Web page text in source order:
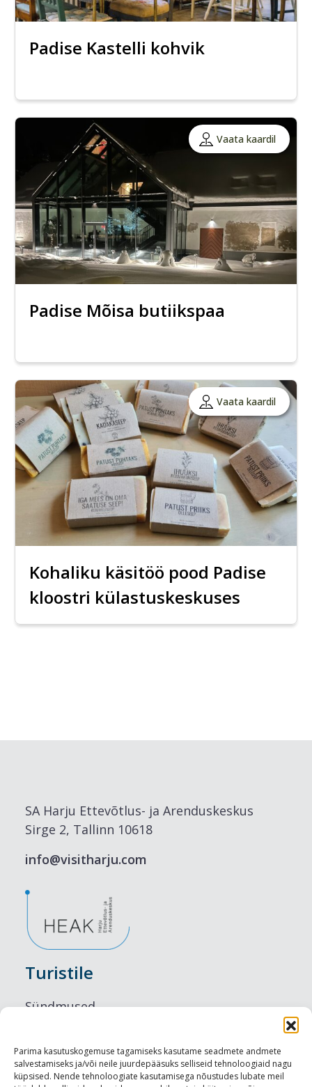
Parima kasutuskogemuse tagamiseks kasutame seadmete andmete
salvestamiseks ja/või neile juurdepääsuks selliseid tehnoloogiaid nagu
küpsised. Nende tehnoloogiate kasutamisega nõustudes lubate meil
Padise Kastelli kohvik
Vaata kaardil
Padise Mõisa butiikspaa
Vaata kaardil
Kohaliku käsitöö pood Padise
kloostri külastuskeskuses
SA Harju Ettevõtlus- ja Arenduskeskus
Sirge 2, Tallinn 10618
info@visitharju.com
Turistile
Sündmused
Maitseelamused